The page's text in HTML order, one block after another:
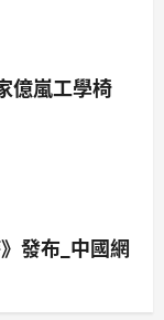
億嵐工學椅
發布_中國網